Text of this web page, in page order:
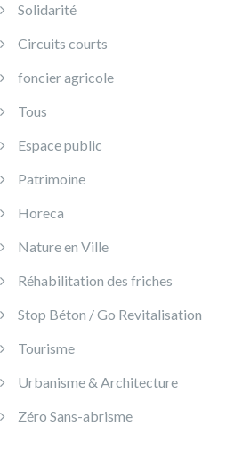
Solidarité
Circuits courts
foncier agricole
Tous
Espace public
Patrimoine
Horeca
Nature en Ville
Réhabilitation des friches
Stop Béton / Go Revitalisation
Tourisme
Urbanisme & Architecture
Zéro Sans-abrisme